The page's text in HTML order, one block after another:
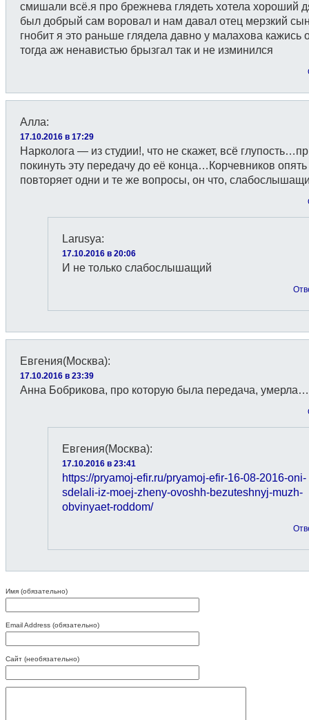
смишали всё.я про брежнева глядеть хотела хороший
был добрый сам воровал и нам давал отец мерзкий
гнобит я это раньше глядела давно у малахова кажись
тогда аж ненавистью брызгал так и не изминился
Алла:
17.10.2016 в 17:29
Нарколога — из студии!, что не скажет, всё
покинуть эту передачу до её конца…Корчевников опять
повторяет одни и те же вопросы, он что,
Larusya:
17.10.2016 в 20:06
И не только слабослышащий
Евгения(Москва):
17.10.2016 в 23:39
Анна Бобрикова, про которую была передача,
Евгения(Москва):
17.10.2016 в 23:41
https://pryamoj-efir.ru/pryamoj-efir-16-08-2016-oni-
sdelali-iz-moej-zheny-ovoshh-bezuteshnyj-muzh-
obvinyaet-roddom/
Имя (обязательно)
Email Address (обязательно)
Сайт (необязательно)